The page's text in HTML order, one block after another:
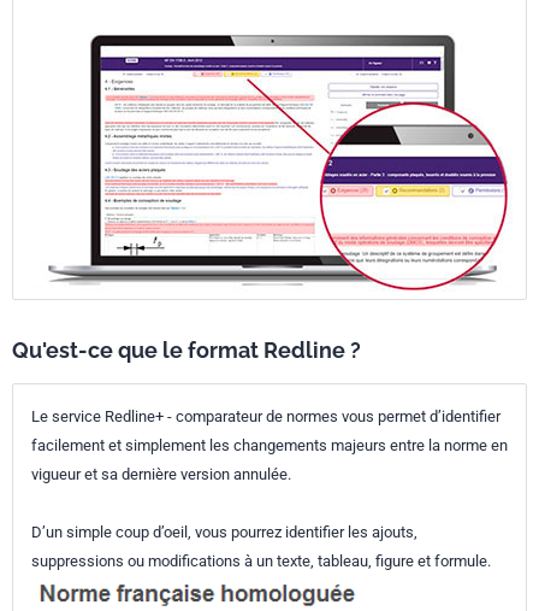
Qu'est-ce que le format Redline ?
Le service Redline+ - comparateur de normes vous permet d’identifier
facilement et simplement les changements majeurs entre la norme en
vigueur et sa dernière version annulée.
D’un simple coup d’oeil, vous pourrez identifier les ajouts,
suppressions ou modifications à un texte, tableau, figure et formule.